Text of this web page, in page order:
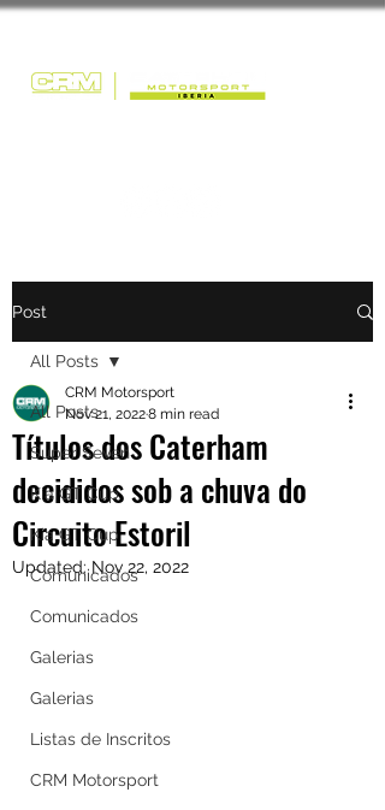
Post
All Posts
Super Seven
Kia GT Cup
Kia GT Cup
Comunicados
Comunicados
Galerias
Galerias
Listas de Inscritos
CRM Motorsport
All Posts
Títulos dos Caterham
decididos sob a chuva do
Circuito Estoril
CRM Motorsport
Nov 21, 20228 min read
Updated:Nov 22, 2022